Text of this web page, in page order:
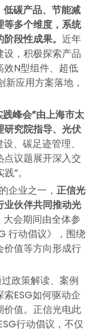
低碳产品、节能减
等多个维度，系统
段性成果。 近年
，积极探索产品
N型组件、超低
应用方案落地，
峰会”由上海市太
研究院指导、光伏
、碳足迹管理、
议题展开深入交
”。
企业之一， 正信光
业伙伴共同推动光
会期间由全体参
行动倡议》，围绕
价值等方向形成行
政策解读、案例
ESG如何驱动企
价值。正信光电此
行动倡议，不仅
光性和出色的耐紫外